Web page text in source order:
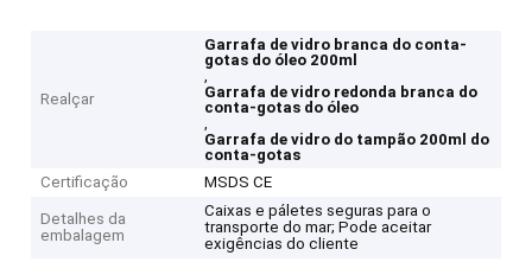
Realçar
Garrafa de vidro branca do conta-
gotas do óleo 200ml
,
Garrafa de vidro redonda branca do
conta-gotas do óleo
,
Garrafa de vidro do tampão 200ml do
conta-gotas
Certificação
MSDS CE
Detalhes da
embalagem
Caixas e páletes seguras para o
transporte do mar; Pode aceitar
exigências do cliente